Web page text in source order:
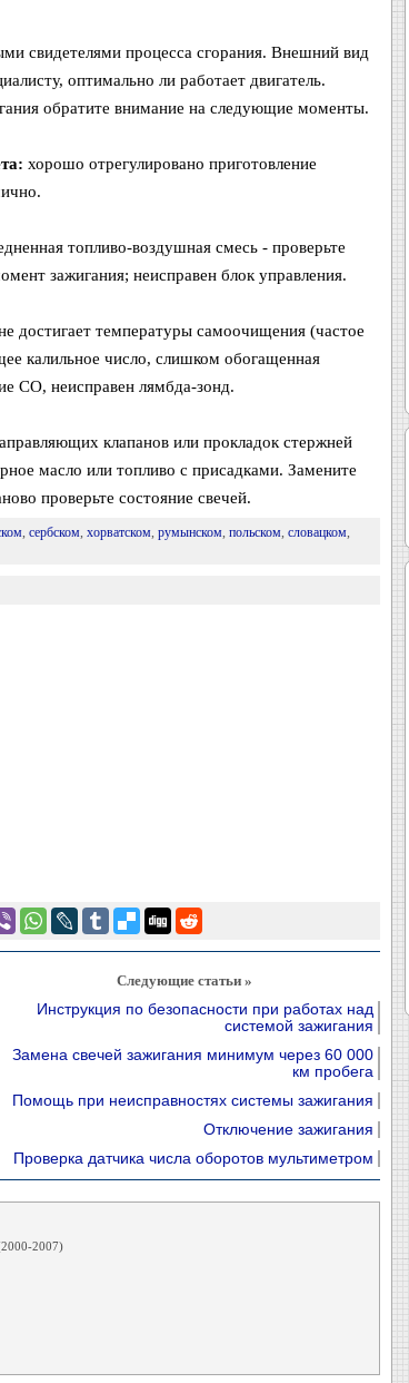
свидетелями процесса сгорания. Внешний вид
оптимально ли работает двигатель.
обратите внимание на следующие моменты.
хорошо отрегулировано приготовление
топливо-воздушная смесь - проверьте
зажигания; неисправен блок управления.
достигает температуры самоочищения (частое
калильное число, слишком обогащенная
СО, неисправен лямбда-зонд.
клапанов или прокладок стержней
масло или топливо с присадками. Замените
проверьте состояние свечей.
, сербском, хорватском, румынском, польском, словацком,
Следующие статьи »
Инструкция по безопасности при работах над
системой зажигания
Замена свечей зажигания минимум через 60 000
км пробега
Помощь при неисправностях системы зажигания
Отключение зажигания
Проверка датчика числа оборотов мультиметром
2007)